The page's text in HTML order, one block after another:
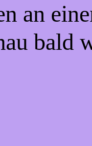
an
bald